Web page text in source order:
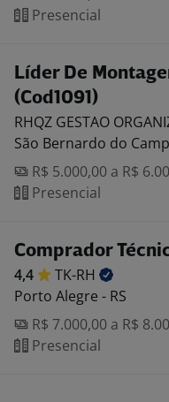
Presencial
Líder De
(Cod1091)
RHQZ GESTAO
São Bernardo do
R$ 5.000,00 a R$
Presencial
Comprador
4,4
TK-RH
Porto Alegre - RS
R$ 7.000,00 a R$
Presencial